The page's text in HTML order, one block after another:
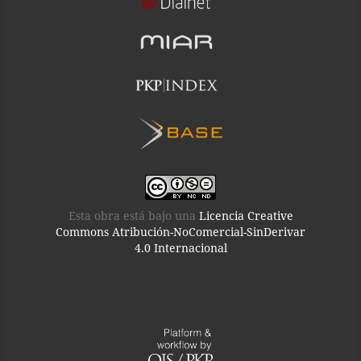
Esta obra está bajo una Licencia Creative
Commons Atribución-NoComercial-SinDerivar
4.0 Internacional